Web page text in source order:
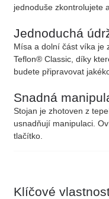
jednoduše zkontrolujete
Jednoduchá
Mísa a dolní část víka je
Teflon® Classic , díky
budete připravovat
Snadná
Stojan je zhotoven z
usnadňují manipulaci.
tlačítko.
Klíčové